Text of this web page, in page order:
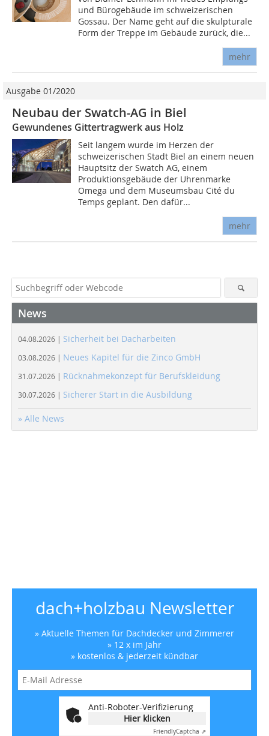
und Bürogebäude im schweizerischen
Gossau. Der Name geht auf die skulpturale
Form der Treppe im Gebäude zurück, die...
mehr
Ausgabe 01/2020
Neubau der Swatch-AG in Biel
Gewundenes Gittertragwerk aus Holz
Seit langem wurde im Herzen der
schweizerischen Stadt Biel an einem neuen
Hauptsitz der Swatch AG, einem
Produktionsgebäude der Uhrenmarke
Omega und dem Museumsbau Cité du
Temps geplant. Den dafür...
mehr
News
04.08.2026 | Sicherheit bei Dacharbeiten
03.08.2026 | Neues Kapitel für die Zinco GmbH
31.07.2026 | Rücknahmekonzept für Berufskleidung
30.07.2026 | Sicherer Start in die Ausbildung
» Alle News
dach+holzbau Newsletter
» Aktuelle Themen für Dachdecker und Zimmerer
» 12 x im Jahr
» kostenlos & jederzeit kündbar
Anti-Roboter-Verifizierung
Hier klicken
FriendlyCaptcha ⇗